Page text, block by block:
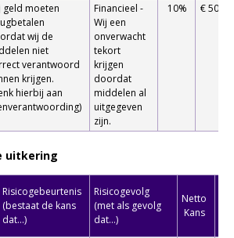
geld moeten
wij de
niet
verantwoord
krijgen.
hierbij aan
Financieel -
Wij een
onverwacht
tekort
krijgen
doordat
middelen al
uitgegeven
zijn.
10% €
uitkering
Risicogebeurtenis
(bestaat de kans
dat...)
Risicogevolg
(met als gevolg
dat...)
Netto
Kans